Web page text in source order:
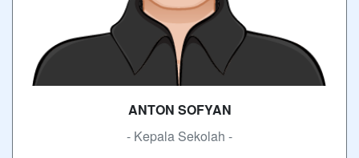
ANTON SOFYAN
- Kepala Sekolah -